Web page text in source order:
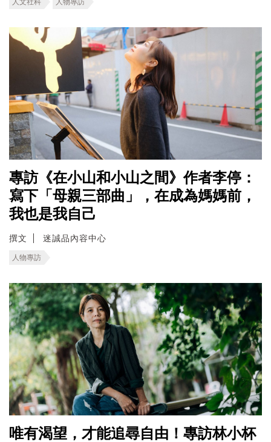
專訪《在小山和小山之間》作者李停：
寫下「母親三部曲」，在成為媽媽前，
我也是我自己
撰文 迷誠品內容中心
人物專訪
唯有渴望，才能追尋自由！專訪林小杯